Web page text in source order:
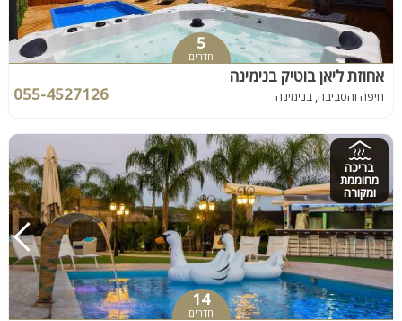
5
חדרים
אחוזת ליאן בוטיק בנימינה
חיפה והסביבה, בנימינה 055-4527126
בריכה
מחוממת
ומקורה
14
חדרים